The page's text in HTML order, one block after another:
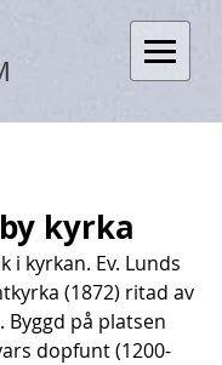
kyrka
i kyrkan. Ev. Lunds
(1872) ritad av
Byggd på platsen
dopfunt (1200-